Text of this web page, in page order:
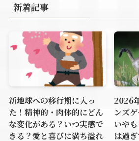
新着記事
新地球への移行期に入っ
た！精神的・肉体的にどん
な変化がある？いつ実感で
きる？愛と喜びに満ち溢れ
2026
ンズ
いや
は過